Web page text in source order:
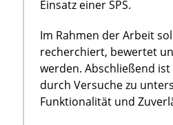
Einsatz einer SPS.
Im Rahmen der Arbeit
recherchiert, bewertet
werden. Abschließend
durch Versuche zu
Funktionalität und